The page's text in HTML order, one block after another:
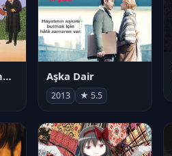
On connaît la chanson Aşka Dair
2013 ★ 5.5